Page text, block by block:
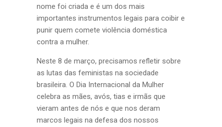
nome foi criada e é um dos mais
importantes instrumentos legais para coibir e
punir quem comete violência doméstica
contra a mulher.
Neste 8 de março, precisamos refletir sobre
as lutas das feministas na sociedade
brasileira. O Dia Internacional da Mulher
celebra as mães, avós, tias e irmãs que
vieram antes de nós e que nos deram
marcos legais na defesa dos nossos